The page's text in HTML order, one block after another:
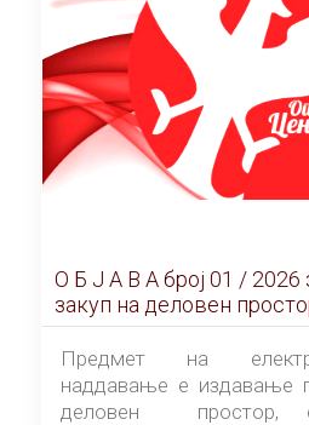
О Б Ј А В А брoj 01 / 2026
закуп на деловен
ЕЛЕКТРОНСКО ЈАВНО
Предмет на
наддавање е издавање
деловен простор,